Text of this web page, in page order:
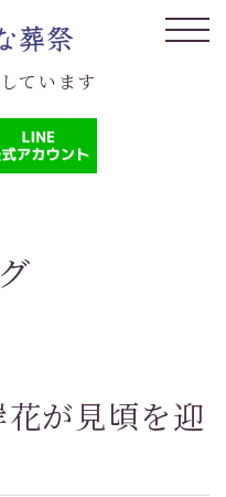
ています
が見頃を迎